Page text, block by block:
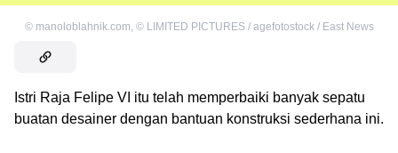
© manoloblahnik.com, © LIMITED PICTURES / agefotostock / East News
Istri Raja Felipe VI itu telah memperbaiki banyak sepatu
buatan desainer dengan bantuan konstruksi sederhana ini.